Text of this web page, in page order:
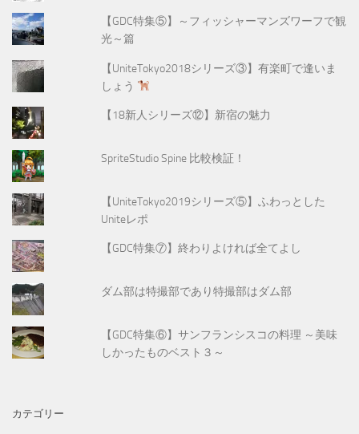
【GDC特集⑤】～フィッシャーマンズワーフで観
光～篇
【UniteTokyo2018シリーズ③】有楽町で逢いま
しょう
【18新人シリーズ⑫】新宿の魅力
SpriteStudio Spine 比較検証！
【UniteTokyo2019シリーズ⑤】ふわっとした
Uniteレポ
【GDC特集⑦】終わりよければ全てよし
ダム部は特撮部であり特撮部はダム部
【GDC特集⑥】サンフランシスコの料理 ～美味
しかったものベスト３～
カテゴリー